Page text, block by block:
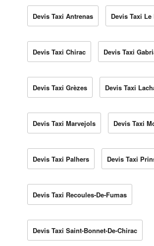
Devis Taxi Antrenas Devis Taxi
Devis Taxi Chirac Devis Taxi
Devis Taxi Grèzes Devis Taxi
Devis Taxi Marvejols Devis Taxi
Devis Taxi Palhers Devis Taxi
Devis Taxi Recoules-De-Fumas
Devis Taxi Saint-Bonnet-De-Chirac